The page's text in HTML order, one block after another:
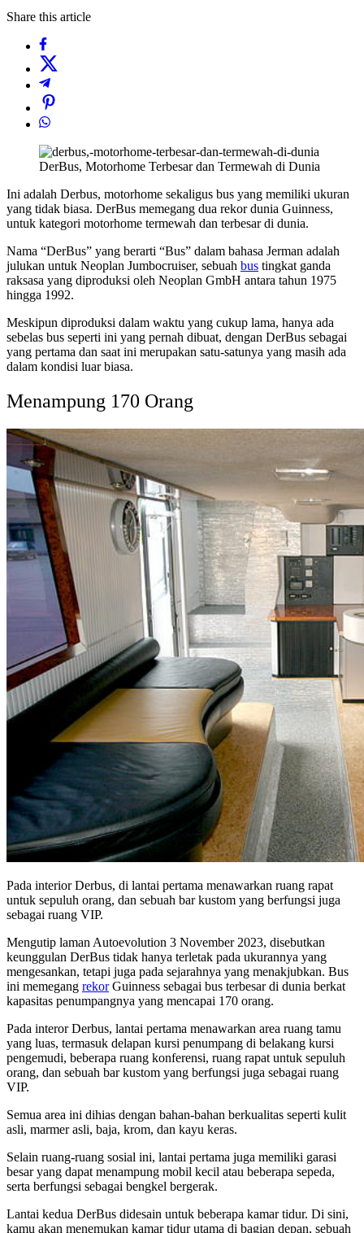
Share this article
DerBus, Motorhome Terbesar dan Termewah di Dunia
Ini adalah Derbus, motorhome sekaligus bus yang memiliki ukuran
yang tidak biasa. DerBus memegang dua rekor dunia Guinness,
untuk kategori motorhome termewah dan terbesar di dunia.
Nama “DerBus” yang berarti “Bus” dalam bahasa Jerman adalah
julukan untuk Neoplan Jumbocruiser, sebuah bus tingkat ganda
raksasa yang diproduksi oleh Neoplan GmbH antara tahun 1975
hingga 1992.
Meskipun diproduksi dalam waktu yang cukup lama, hanya ada
sebelas bus seperti ini yang pernah dibuat, dengan DerBus sebagai
yang pertama dan saat ini merupakan satu-satunya yang masih ada
dalam kondisi luar biasa.
Menampung 170 Orang
Pada interior Derbus, di lantai pertama menawarkan ruang rapat
untuk sepuluh orang, dan sebuah bar kustom yang berfungsi juga
sebagai ruang VIP.
Mengutip laman Autoevolution 3 November 2023, disebutkan
keunggulan DerBus tidak hanya terletak pada ukurannya yang
mengesankan, tetapi juga pada sejarahnya yang menakjubkan. Bus
ini memegang rekorGuinness sebagai bus terbesar di dunia berkat
kapasitas penumpangnya yang mencapai 170 orang.
Pada interor Derbus, lantai pertama menawarkan area ruang tamu
yang luas, termasuk delapan kursi penumpang di belakang kursi
pengemudi, beberapa ruang konferensi, ruang rapat untuk sepuluh
orang, dan sebuah bar kustom yang berfungsi juga sebagai ruang
VIP.
Semua area ini dihias dengan bahan-bahan berkualitas seperti kulit
asli, marmer asli, baja, krom, dan kayu keras.
Selain ruang-ruang sosial ini, lantai pertama juga memiliki garasi
besar yang dapat menampung mobil kecil atau beberapa sepeda,
serta berfungsi sebagai bengkel bergerak.
Lantai kedua DerBus didesain untuk beberapa kamar tidur. Di sini,
kamu akan menemukan kamar tidur utama di bagian depan, sebuah